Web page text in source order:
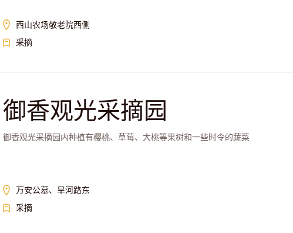
西山农场敬老院西侧
采摘
御香观光采摘园
御香观光采摘园内种植有樱桃、草莓、大桃等果树和一些时令的蔬菜
万安公墓、旱河路东
采摘